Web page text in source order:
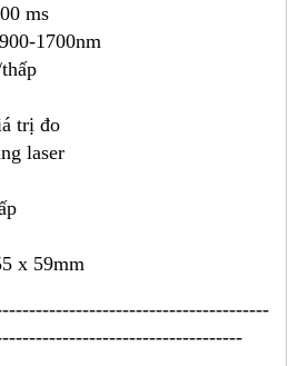
ms
1700nm
trị đo
laser
x 59mm